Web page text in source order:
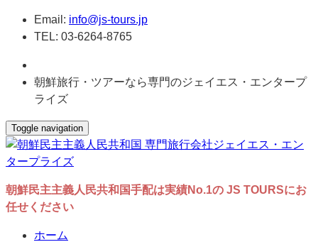
Email: info@js-tours.jp
TEL: 03-6264-8765
朝鮮旅行・ツアーなら専門のジェイエス・エンタープ
ライズ
Toggle navigation
朝鮮民主主義人民共和国手配は実績No.1の JS TOURSにお
任せください
ホーム